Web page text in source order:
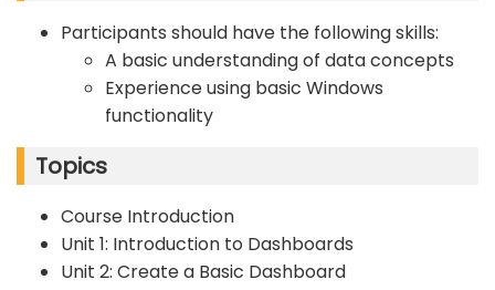
Participants should have the following skills:
A basic understanding of data concepts
Experience using basic Windows
functionality
Topics
Course Introduction
Unit 1: Introduction to Dashboards
Unit 2: Create a Basic Dashboard